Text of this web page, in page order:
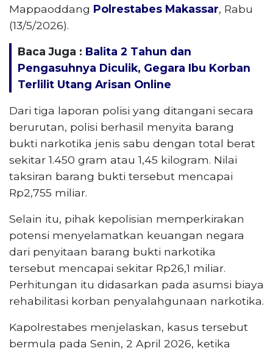
Mappaoddang Polrestabes Makassar, Rabu
(13/5/2026).
Baca Juga : Balita 2 Tahun dan
Pengasuhnya Diculik, Gegara Ibu Korban
Terlilit Utang Arisan Online
Dari tiga laporan polisi yang ditangani secara
berurutan, polisi berhasil menyita barang
bukti narkotika jenis sabu dengan total berat
sekitar 1.450 gram atau 1,45 kilogram. Nilai
taksiran barang bukti tersebut mencapai
Rp2,755 miliar.
Selain itu, pihak kepolisian memperkirakan
potensi menyelamatkan keuangan negara
dari penyitaan barang bukti narkotika
tersebut mencapai sekitar Rp26,1 miliar.
Perhitungan itu didasarkan pada asumsi biaya
rehabilitasi korban penyalahgunaan narkotika.
Kapolrestabes menjelaskan, kasus tersebut
bermula pada Senin, 2 April 2026, ketika